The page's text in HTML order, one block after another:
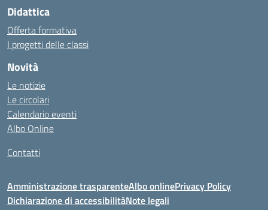
Didattica
Offerta formativa
I progetti delle classi
Novità
Le notizie
Le circolari
Calendario eventi
Albo Online
Contatti
Amministrazione trasparenteAlbo onlinePrivacy Policy
Dichiarazione di accessibilitàNote legali